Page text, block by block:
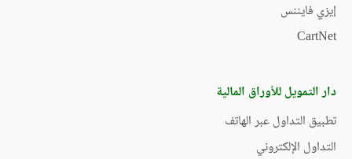
إيزي فايننس
CartNet
دار التمويل للأوراق المالية
تطبيق التداول عبر الهاتف
التداول الإلكتروني